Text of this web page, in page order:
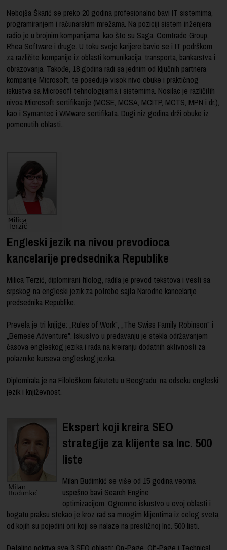
Nebojša Škarić se preko 20 godina profesionalno bavi IT sistemima,
programiranjem i računarskim mrežama. Na poziciji sistem inženjera
radio je u brojnim kompanijama, kao što su Saga, Comtrade Group,
Rhea Software i druge. U toku svoje karijere bavio se i IT podrškom
za različite kompanije iz oblasti komunikacija, transporta, bankarstva i
obrazovanja. Takođe, 18 godina radi sa jednim od ključnih partnera
kompanije Microsoft, te poseduje visok nivo obuke i praktičnog
iskustva sa Microsoft tehnologijama i sistemima. Nosilac je različitih
nivoa Microsoft sertifikacije (MCSE, MCSA, MCITP, MCTS, MPN i dr.),
kao i Symantec i WMware sertifikata. Dugi niz godina drži obuke iz
pomenutih oblasti..
Engleski jezik na nivou prevodioca
kancelarije predsednika Republike
Milica Terzić, diplomirani filolog, radila je prevod tekstova i vesti sa
srpskog na engleski jezik za potrebe sajta Narodne kancelarije
predsednika Republike.
Prevela je tri knjige: „Rules of Work", „The Swiss Family Robinson" i
„Bernese Adventure". Iskustvo u predavanju je stekla održavanjem
časova engleskog jezika i rada na kreiranju dodatnih aktivnosti za
polaznike kurseva engleskog jezika.
Diplomirala je na Filološkom fakutetu u Beogradu, na odseku engleski
jezik i književnost.
Ekspert koji kreira SEO
strategije za klijente sa Inc. 500
liste
Milan Budimkić se više od 15 godina veoma
uspešno bavi Search Engine
optimizacijom. Ogromno iskustvo u ovoj oblasti i
bogatu praksu stekao je kroz rad sa mnogim klijentima iz celog sveta,
od kojih su pojedini oni koji se nalaze na prestižnoj Inc. 500 listi.